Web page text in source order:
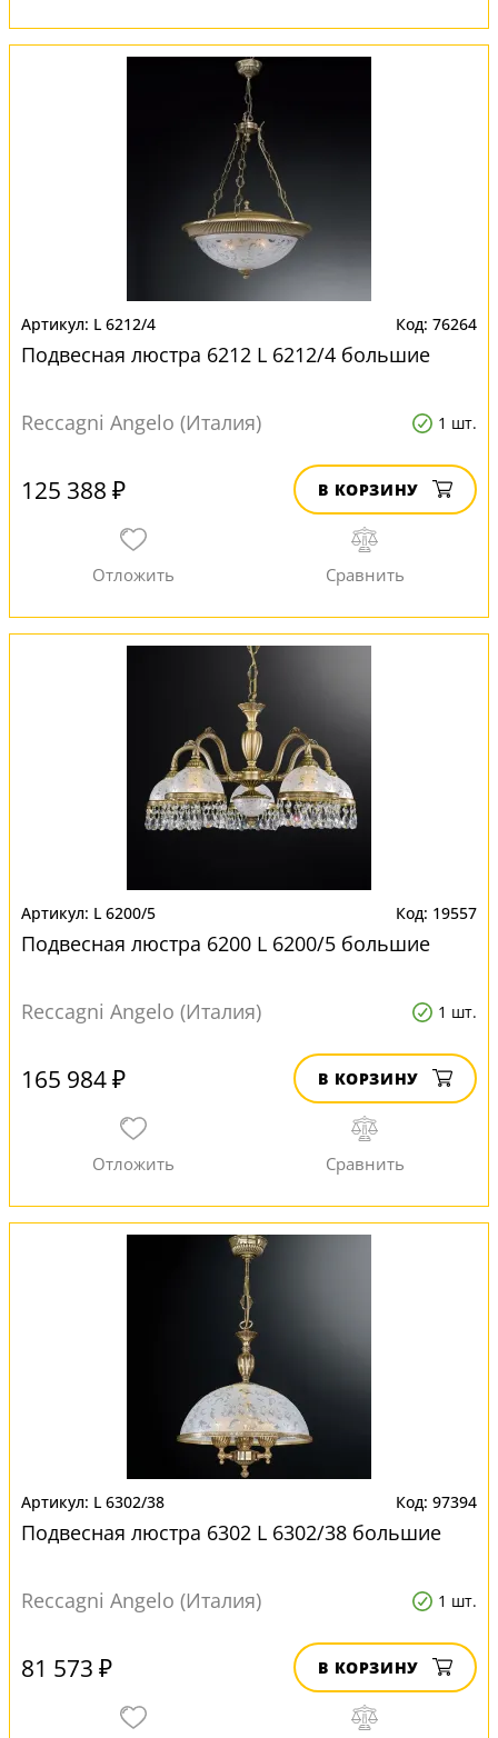
L 6212/4 76264
Подвесная люстра 6212 L 6212/4 большие
Reccagni Angelo (Италия) 1 шт.
125 388 ₽ В КОРЗИНУ
L 6200/5 19557
Подвесная люстра 6200 L 6200/5 большие
Reccagni Angelo (Италия) 1 шт.
165 984 ₽ В КОРЗИНУ
L 6302/38 97394
Подвесная люстра 6302 L 6302/38 большие
Reccagni Angelo (Италия) 1 шт.
81 573 ₽ В КОРЗИНУ